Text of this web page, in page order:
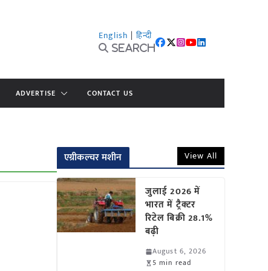
English | हिन्दी
Search
ADVERTISE CONTACT US
एग्रीकल्चर मशीन View All
जुलाई 2026 में
भारत में ट्रैक्टर
रिटेल बिक्री 28.1%
बढ़ी
August 6, 2026
5 min read